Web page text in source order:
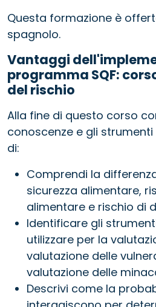
Questa formazione è
spagnolo.
Vantaggi
programma SQF:
del rischio
Alla fine di questo corso
conoscenze e gli
di:
Comprendi la
sicurezza alimentare,
alimentare e rischio di
Identificare gli
utilizzare per la
valutazione delle
valutazione delle
Descrivi come la